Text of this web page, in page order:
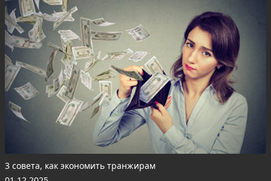
3 совета, как экономить транжирам